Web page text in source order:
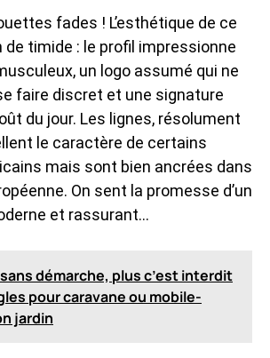
fades ! L’esthétique de ce
de timide : le profil impressionne
un logo assumé qui ne
faire discret et une signature
du jour. Les lignes, résolument
le caractère de certains
mais sont bien ancrées dans
On sent la promesse d’un
et rassurant…
démarche, plus c’est interdit
pour caravane ou mobile-
jardin